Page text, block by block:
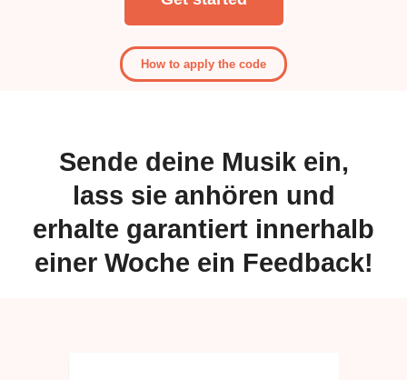
How to apply the code
Sende deine Musik ein,
lass sie anhören und
erhalte garantiert innerhalb
einer Woche ein Feedback!